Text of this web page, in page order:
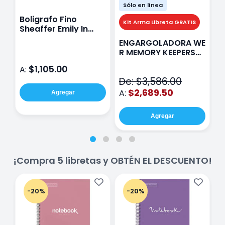
Boligrafo Fino
Sheaffer Emily In
A: $1,105.00
Agregar
Sólo en línea
Kit Arma Libreta GRATIS
ENGARGOLADORA WE
R MEMORY KEEPERS
De: $3,586.00
A: $2,689.50
Agregar
¡Compra 5 libretas y OBTÉN EL DESCUENTO!
-20% -20%